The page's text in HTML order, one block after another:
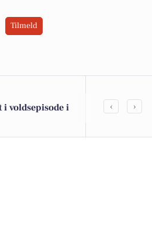
Tilmeld
voldsepisode i
Bliv
‹ ›